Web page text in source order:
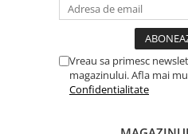
Vreau sa primesc
magazinului. Afla mai
Confidentialitate